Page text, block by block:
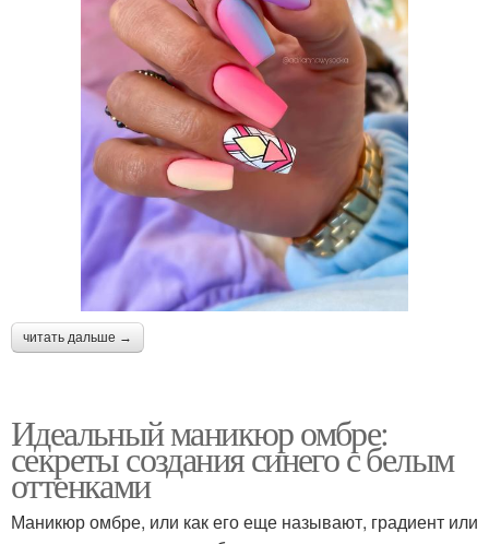
читать дальше →
Идеальный маникюр омбре:
секреты создания синего с белым
оттенками
Маникюр омбре, или как его еще называют, градиент или